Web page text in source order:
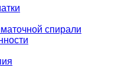
спирали